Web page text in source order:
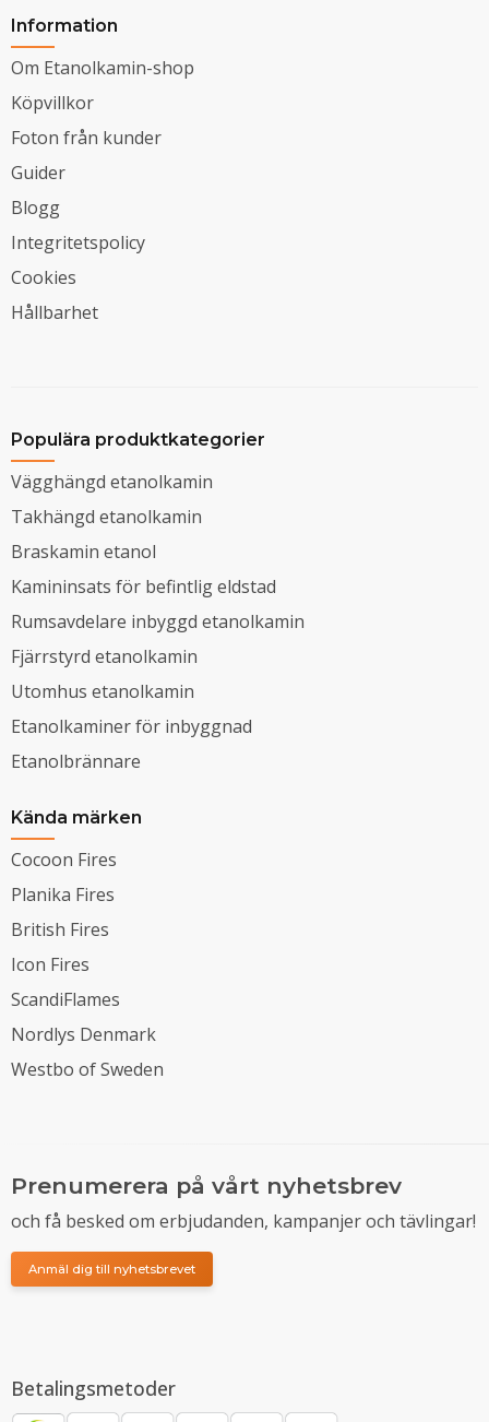
Information
Om Etanolkamin-shop
Köpvillkor
Foton från kunder
Guider
Blogg
Integritetspolicy
Cookies
Hållbarhet
Populära produktkategorier
Vägghängd etanolkamin
Takhängd etanolkamin
Braskamin etanol
Kamininsats för befintlig eldstad
Rumsavdelare inbyggd etanolkamin
Fjärrstyrd etanolkamin
Utomhus etanolkamin
Etanolkaminer för inbyggnad
Etanolbrännare
Kända märken
Cocoon Fires
Planika Fires
British Fires
Icon Fires
ScandiFlames
Nordlys Denmark
Westbo of Sweden
Prenumerera på vårt nyhetsbrev
och få besked om erbjudanden, kampanjer och tävlingar!
Anmäl dig till nyhetsbrevet
Betalingsmetoder